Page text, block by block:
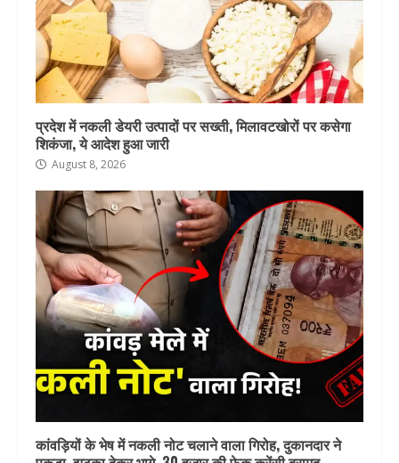
प्रदेश में नकली डेयरी उत्पादों पर सख्ती, मिलावटखोरों पर कसेगा
शिकंजा, ये आदेश हुआ जारी
August 8, 2026
कांवड़ियों के भेष में नकली नोट चलाने वाला गिरोह, दुकानदार ने